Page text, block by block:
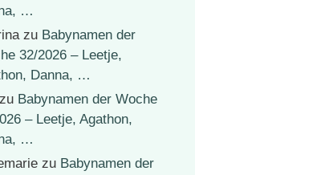
…
zu Babynamen der
32/2026 – Leetje,
Danna, …
zu Babynamen der Woche
– Leetje, Agathon,
…
zu Babynamen der